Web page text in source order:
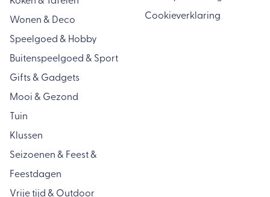
Wonen & Deco
Speelgoed & Hobby
Buitenspeelgoed & Sport
Gifts & Gadgets
Mooi & Gezond
Tuin
Klussen
Seizoenen & Feest &
Feestdagen
Vrije tijd & Outdoor
Cookieverklaring